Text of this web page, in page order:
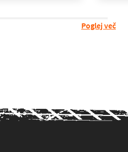
Poglej več